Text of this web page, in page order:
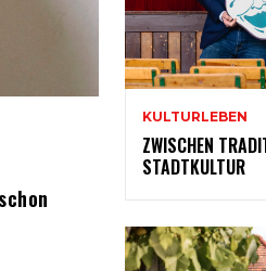
KULTURLEBEN
ZWISCHEN
STADTKULTUR